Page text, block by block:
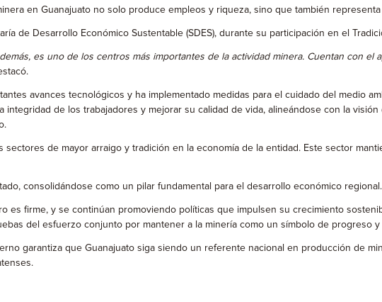
en Guanajuato no solo produce empleos y riqueza, sino que también
de Desarrollo Económico Sustentable (SDES), durante su participación en el
es uno de los centros más importantes de la actividad minera. Cuentan con
avances tecnológicos y ha implementado medidas para el cuidado del medio
integridad de los trabajadores y mejorar su calidad de vida, alineándose con la
sectores de mayor arraigo y tradición en la economía de la entidad. Este sector
consolidándose como un pilar fundamental para el desarrollo económico regional.
es firme, y se continúan promoviendo políticas que impulsen su crecimiento
del esfuerzo conjunto por mantener a la minería como un símbolo de progreso y
garantiza que Guanajuato siga siendo un referente nacional en producción de